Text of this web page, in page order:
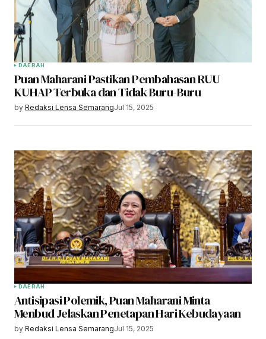
DAERAH
Puan Maharani Pastikan Pembahasan RUU
KUHAP Terbuka dan Tidak Buru-Buru
by Redaksi Lensa SemarangJul 15, 2025
DAERAH
Antisipasi Polemik, Puan Maharani Minta
Menbud Jelaskan Penetapan Hari Kebudayaan
by Redaksi Lensa SemarangJul 15, 2025